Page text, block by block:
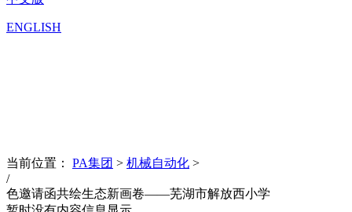
ENGLISH
当前位置： PA集团 > 机械自动化 >
/
色邀请函共绘生态新画卷——芜湖市解放西小学